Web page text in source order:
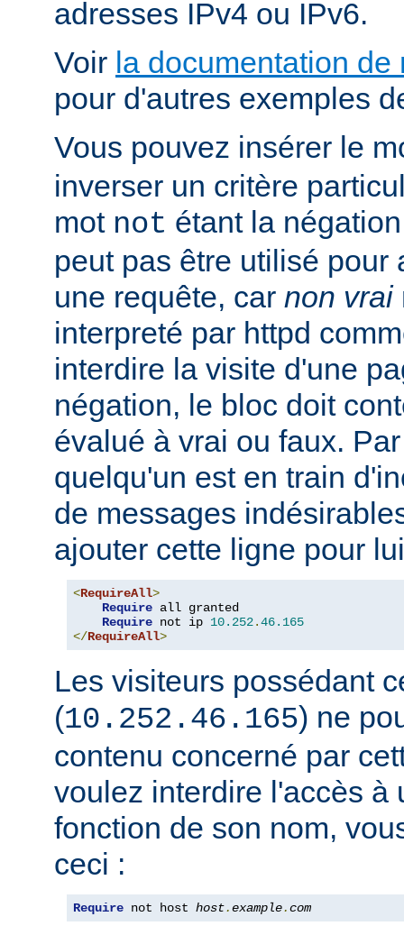
adresses IPv4 ou IPv6.
Voir la documentation de
pour d'autres exemples
Vous pouvez insérer le
inverser un critère
mot not étant la
peut pas être utilisé pour
une requête, car non vrai
interpreté par httpd
interdire la visite d'une
négation, le bloc doit
évalué à vrai ou faux.
quelqu'un est en train
de messages
ajouter cette ligne pour
<RequireAll>
Require all granted
Require not ip 10.252.46.165
</RequireAll>
Les visiteurs possédant
(10.252.46.165) ne
contenu concerné par
voulez interdire l'accès à
fonction de son nom,
ceci :
Require not host host.example.com